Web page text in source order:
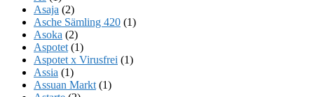
Asaja (2)
Asche Sämling 420 (1)
Asoka (2)
Aspotet (1)
Aspotet x Virusfrei (1)
Assia (1)
Assuan Markt (1)